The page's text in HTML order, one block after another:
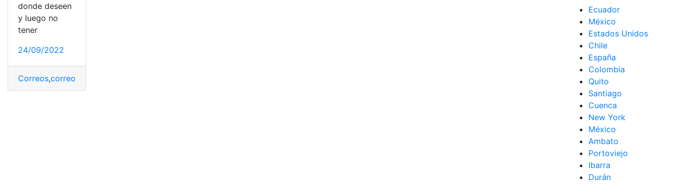
donde deseen
y luego no
tener
24/09/2022
Correos,correos electrónicos
Ecuador
México
Estados Unidos
Chile
España
Colombia
Quito
Santiago
Cuenca
New York
México
Ambato
Portoviejo
Ibarra
Durán